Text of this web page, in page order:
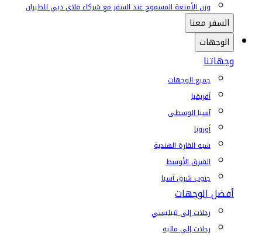
وزن الأمتعة المسموح عند السفر مع شركاء فلاي دبي للطيران
السفر معنا
الوجهات
وجهاتنا
جميع الوجهات
أفريقيا
آسيا الوسطى
أوروبا
شبه القارة الهندية
الشرق الأوسط
جنوب شرق آسيا
أفضل الوجهات
رحلات إلى تبيليسي
رحلات إلى ماليه